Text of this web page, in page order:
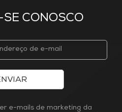
CONOSCO
e-mails de marketing da